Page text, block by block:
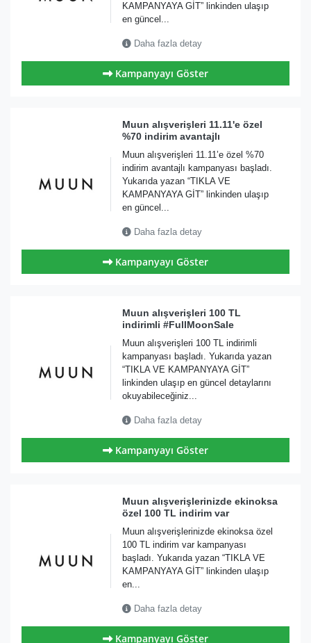
KAMPANYAYA GİT” linkinden ulaşıp
en güncel...
Daha fazla detay
Kampanyayı Göster
Muun alışverişleri 11.11'e özel
%70 indirim avantajlı
Muun alışverişleri 11.11’e özel %70
indirim avantajlı kampanyası başladı.
Yukarıda yazan “TIKLA VE
KAMPANYAYA GİT” linkinden ulaşıp
en güncel...
Daha fazla detay
Kampanyayı Göster
Muun alışverişleri 100 TL
indirimli #FullMoonSale
Muun alışverişleri 100 TL indirimli
kampanyası başladı. Yukarıda yazan
“TIKLA VE KAMPANYAYA GİT”
linkinden ulaşıp en güncel detaylarını
okuyabileceğiniz...
Daha fazla detay
Kampanyayı Göster
Muun alışverişlerinizde ekinoksa
özel 100 TL indirim var
Muun alışverişlerinizde ekinoksa özel
100 TL indirim var kampanyası
başladı. Yukarıda yazan “TIKLA VE
KAMPANYAYA GİT” linkinden ulaşıp
en...
Daha fazla detay
Kampanyayı Göster